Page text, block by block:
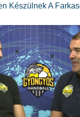
Készülnek A